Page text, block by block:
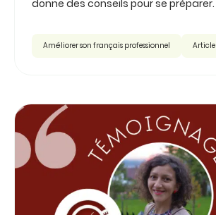
donne des conseils pour se préparer.
Améliorer son français professionnel Article